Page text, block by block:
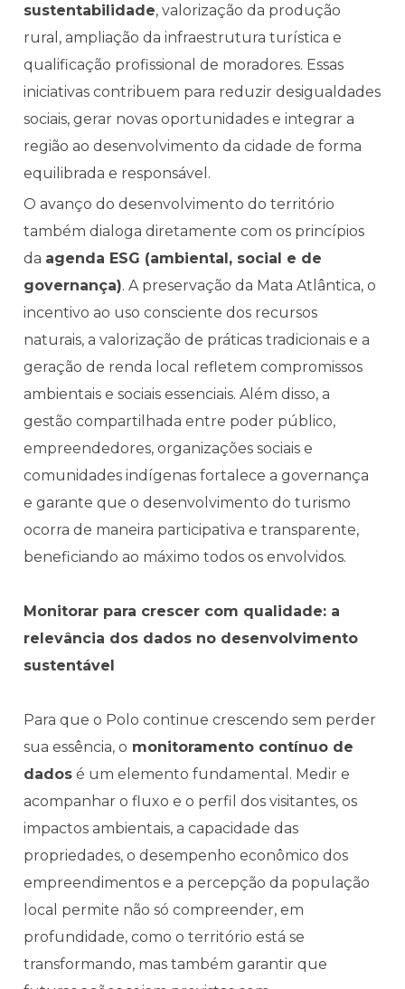
sustentabilidade, valorização da produção
rural, ampliação da infraestrutura turística e
qualificação profissional de moradores. Essas
iniciativas contribuem para reduzir desigualdades
sociais, gerar novas oportunidades e integrar a
região ao desenvolvimento da cidade de forma
equilibrada e responsável.
O avanço do desenvolvimento do território
também dialoga diretamente com os princípios
da agenda ESG (ambiental, social e de
governança). A preservação da Mata Atlântica, o
incentivo ao uso consciente dos recursos
naturais, a valorização de práticas tradicionais e a
geração de renda local refletem compromissos
ambientais e sociais essenciais. Além disso, a
gestão compartilhada entre poder público,
empreendedores, organizações sociais e
comunidades indígenas fortalece a governança
e garante que o desenvolvimento do turismo
ocorra de maneira participativa e transparente,
beneficiando ao máximo todos os envolvidos.
Monitorar para crescer com qualidade: a
relevância dos dados no desenvolvimento
sustentável
Para que o Polo continue crescendo sem perder
sua essência, o monitoramento contínuo de
dados é um elemento fundamental. Medir e
acompanhar o fluxo e o perfil dos visitantes, os
impactos ambientais, a capacidade das
propriedades, o desempenho econômico dos
empreendimentos e a percepção da população
local permite não só compreender, em
profundidade, como o território está se
transformando, mas também garantir que